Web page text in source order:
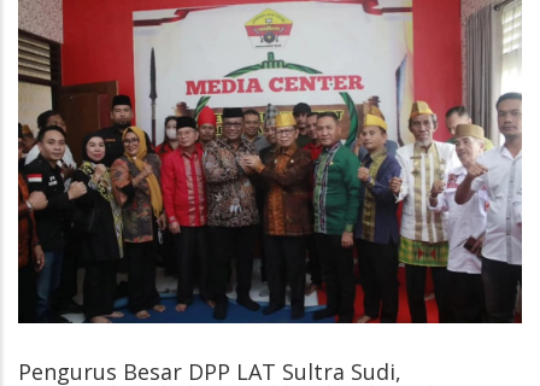
Pengurus Besar DPP LAT Sultra Sudi,